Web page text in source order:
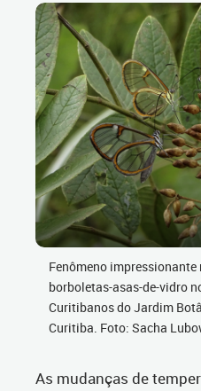
Fenômeno impressionante
borboletas-asas-de-vidro
Curitibanos do Jardim
Curitiba. Foto: Sacha
As mudanças de